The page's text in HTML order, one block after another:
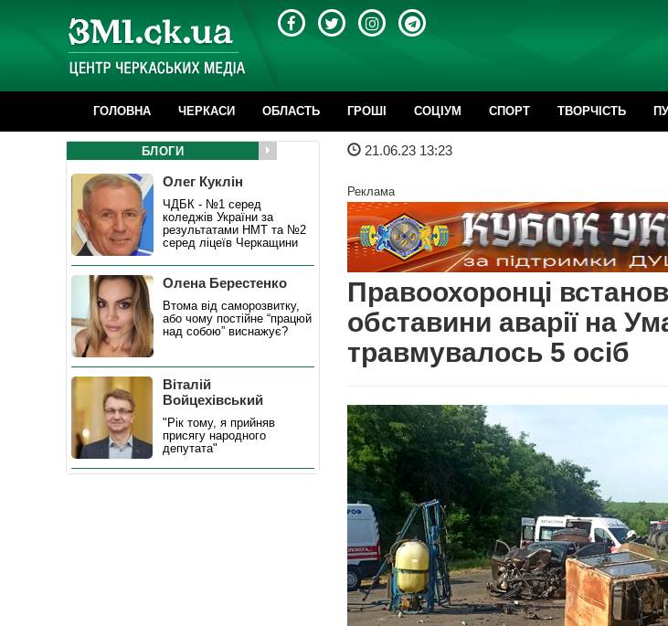
ГОЛОВНА ЧЕРКАСИ ОБЛАСТЬ ГРОШІ CОЦІУМ СПОРТ ТВОРЧІСТЬ
21.06.23 13:23
Реклама
Правоохоронці
обставини аварії на
травмувалось 5 осіб
БЛОГИ
Олег Куклін
ЧДБК - №1 серед
коледжів України за
результатами НМТ та №2
серед ліцеїв Черкащини
Олена Берестенко
Втома від саморозвитку,
або чому постійне “працюй
над собою” виснажує?
Віталій
Войцехівський
"Рік тому, я прийняв
присягу народного
депутата"